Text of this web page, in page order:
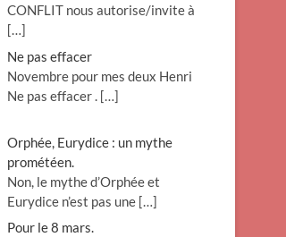
n
CONFLIT nous autorise/invite à
[…]
Ne pas effacer
Novembre pour mes deux Henri
Ne pas effacer . […]
Orphée, Eurydice : un mythe
prométéen.
Non, le mythe d’Orphée et
Eurydice n’est pas une […]
Pour le 8 mars.